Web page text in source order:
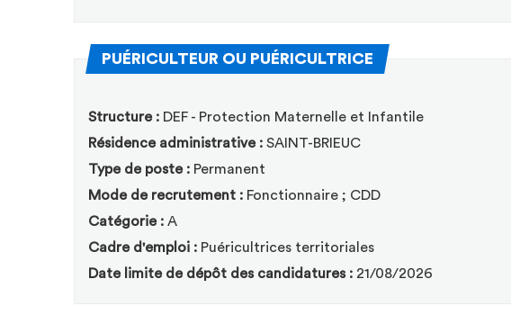
PUÉRICULTEUR OU PUÉRICULTRICE(Nouvelle fenêtre)
Structure : DEF - Protection Maternelle et Infantile
Résidence administrative : SAINT-BRIEUC
Type de poste : Permanent
Mode de recrutement : Fonctionnaire ; CDD
Catégorie : A
Cadre d'emploi : Puéricultrices territoriales
Date limite de dépôt des candidatures : 21/08/2026